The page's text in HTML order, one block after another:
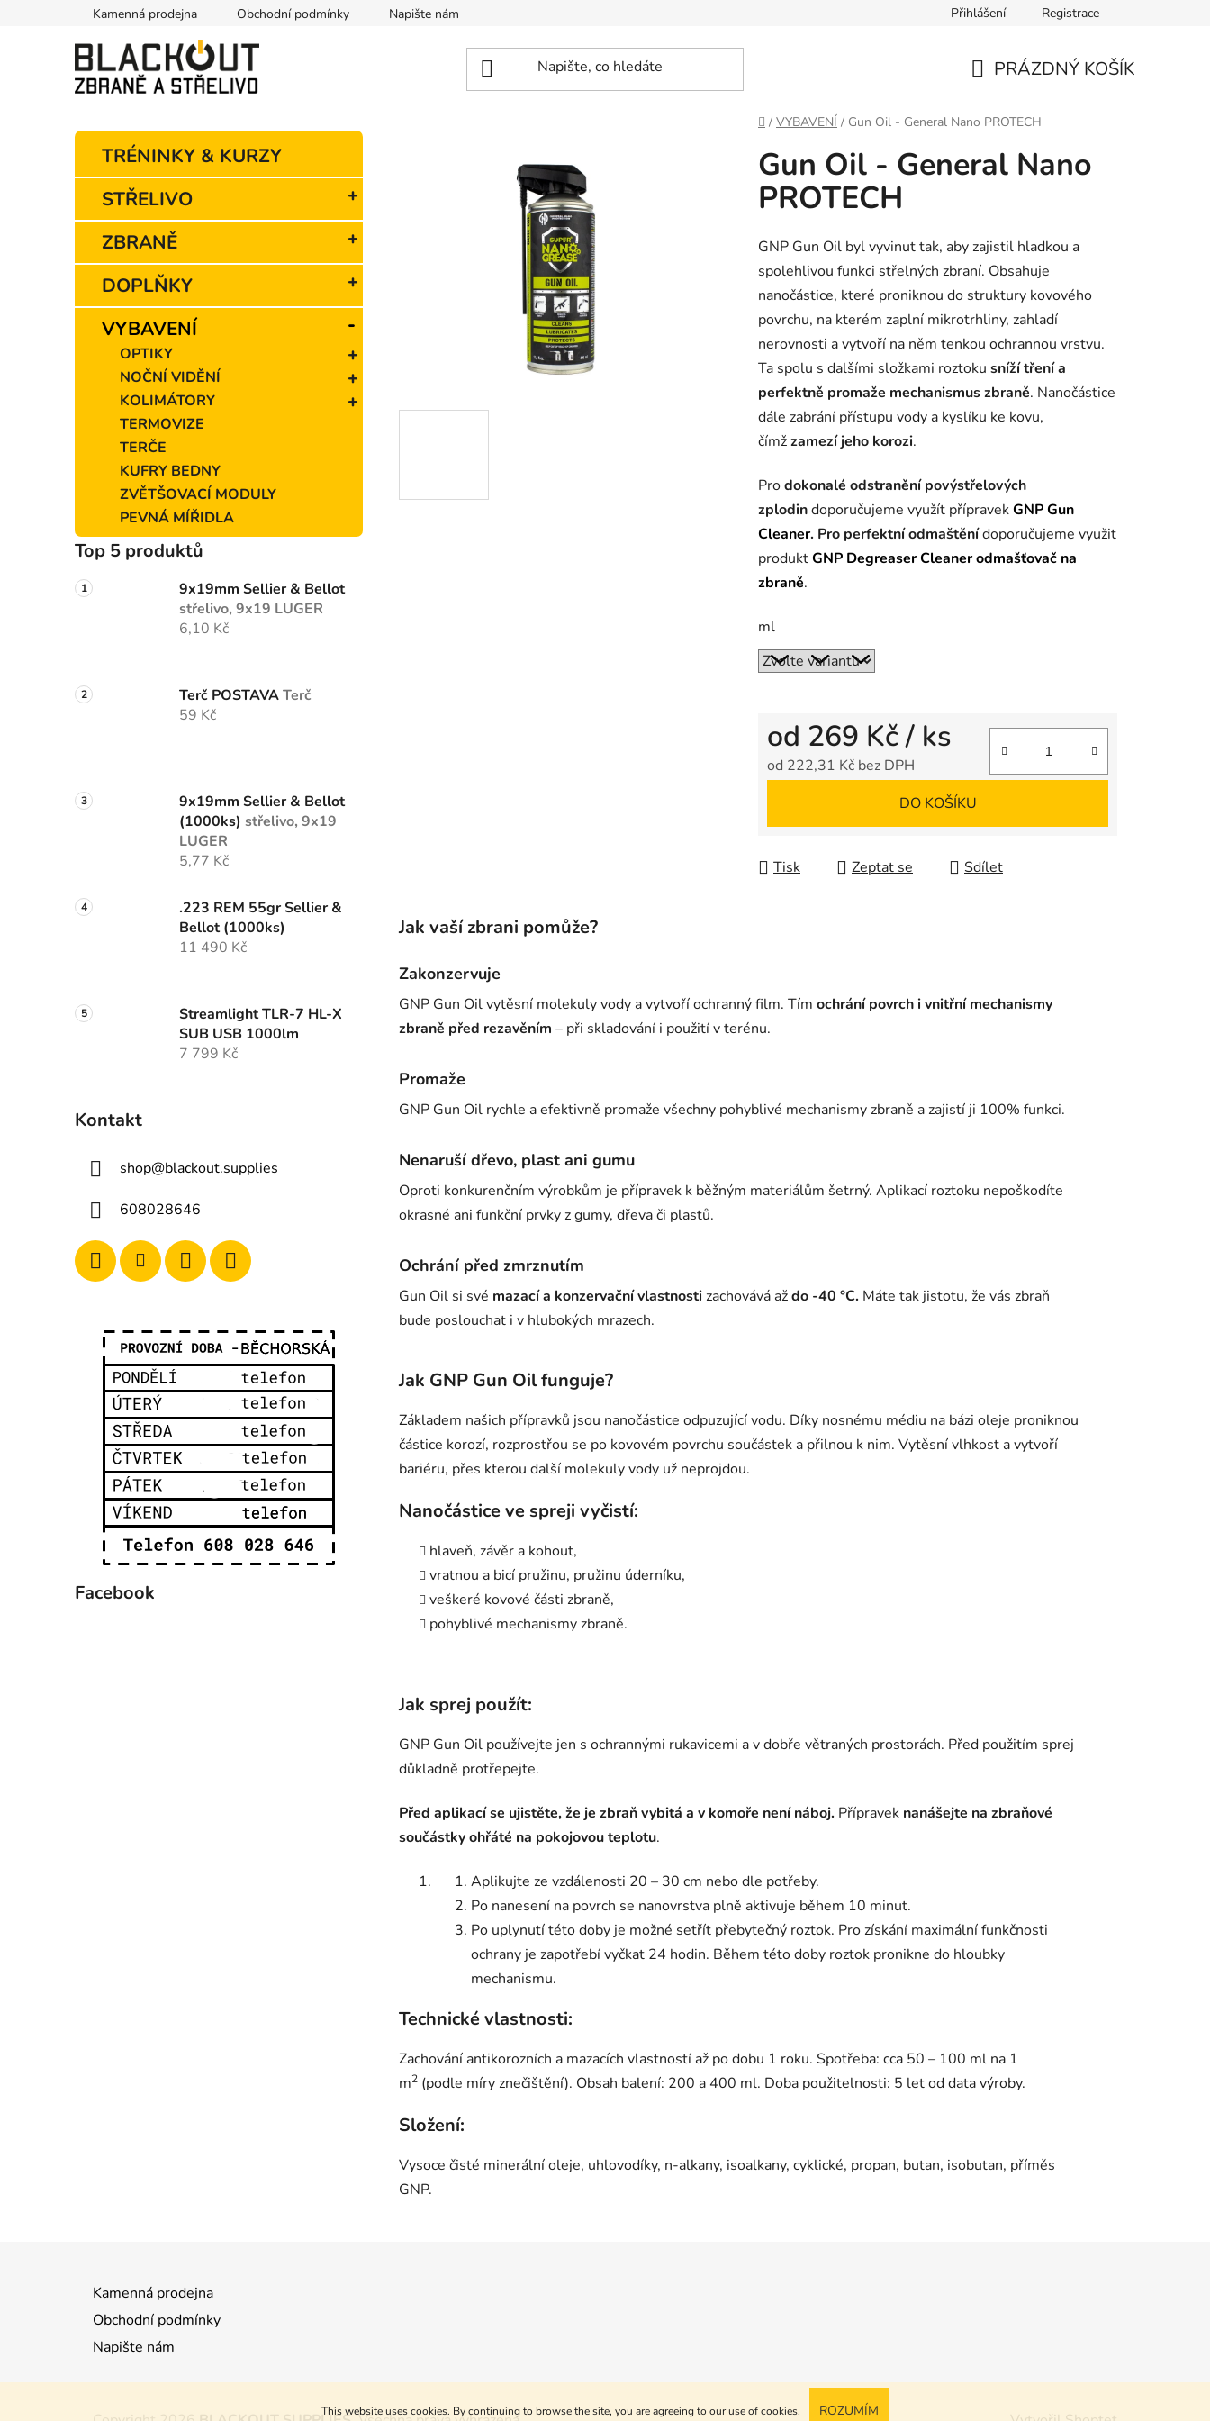
This website uses cookies. By continuing to browse the site, you are agreeing to our use of cookies. ROZUMÍM
Kamenná prodejna Obchodní podmínky Napište nám Přihlášení Registrace
PRÁZDNÝ KOŠÍK
Domů
/ VYBAVENÍ / Gun Oil - General Nano PROTECH
P
s
a
n
Přeskočit
kategorie
K
t
g
r
e
TRÉNINKY & KURZY
STŘELIVO
ZBRANĚ
DOPLŇKY
VYBAVENÍ
OPTIKY
NOČNÍ VIDĚNÍ
KOLIMÁTORY
TERMOVIZE
TERČE
KUFRY BEDNY
ZVĚTŠOVACÍ MODULY
PEVNÁ MÍŘIDLA
Top 5 produktů
9x19mm Sellier & Bellot
střelivo, 9x19 LUGER
6,10 Kč
Terč POSTAVATerč
59 Kč
9x19mm Sellier & Bellot
(1000ks) střelivo, 9x19
LUGER
5,77 Kč
.223 REM 55gr Sellier &
Bellot (1000ks)
11 490 Kč
Streamlight TLR-7 HL-X
SUB USB 1000lm
7 799 Kč
Kontakt
shop@blackout.supplies
608028646
Facebook
Gun Oil - General Nano
PROTECH
GNP Gun Oil byl vyvinut tak, aby zajistil hladkou a
spolehlivou funkci střelných zbraní. Obsahuje
nanočástice, které proniknou do struktury kovového
povrchu, na kterém zaplní mikrotrhliny, zahladí
nerovnosti a vytvoří na něm tenkou ochrannou vrstvu.
Ta spolu s dalšími složkami roztoku sníží tření a
perfektně promaže mechanismus zbraně. Nanočástice
dále zabrání přístupu vody a kyslíku ke kovu,
čímžzamezí jeho korozi.
Prodokonalé odstranění povýstřelových
zplodindoporučujeme využít přípravekGNP Gun
Cleaner. Pro perfektní odmaštěnídoporučujeme využit
produktGNP Degreaser Cleaner odmašťovač na
zbraně.
ml
od 269 Kč/ ks
od 222,31 Kč bez DPH
DO KOŠÍKU
Tisk Zeptat se Sdílet
Jak vaší zbrani pomůže?
Zakonzervuje
GNP Gun Oil vytěsní molekuly vody a vytvoří ochranný film. Tím ochrání povrch i vnitřní mechanismy
zbraně před rezavěním – při skladování i použití v terénu.
Promaže
GNP Gun Oil rychle a efektivně promaže všechny pohyblivé mechanismy zbraně a zajistí ji 100% funkci.
Nenaruší dřevo, plast ani gumu
Oproti konkurenčním výrobkům je přípravek k běžným materiálům šetrný. Aplikací roztoku nepoškodíte
okrasné ani funkční prvky z gumy, dřeva či plastů.
Ochrání před zmrznutím
Gun Oil si své mazací a konzervační vlastnostizachovává aždo -40 °C. Máte tak jistotu, že vás zbraň
bude poslouchat i v hlubokých mrazech.
Jak GNP Gun Oil funguje?
Základem našich přípravků jsou nanočástice odpuzující vodu. Díky nosnému médiu na bázi oleje proniknou
částice korozí, rozprostřou se po kovovém povrchu součástek a přilnou k nim. Vytěsní vlhkost a vytvoří
bariéru, přes kterou další molekuly vody už neprojdou.
Nanočástice ve spreji vyčistí:
hlaveň, závěr a kohout,
vratnou a bicí pružinu, pružinu úderníku,
veškeré kovové části zbraně,
pohyblivé mechanismy zbraně.
Jak sprej použít:
GNP Gun Oil používejte jen s ochrannými rukavicemi a v dobře větraných prostorách. Před použitím sprej
důkladně protřepejte.
Před aplikací se ujistěte, že je zbraň vybitá a v komoře není náboj. Přípravek nanášejte na zbraňové
součástky ohřáté na pokojovou teplotu.
Aplikujte ze vzdálenosti 20 – 30 cm nebo dle potřeby.
Po nanesení na povrch se nanovrstva plně aktivuje během 10 minut.
Po uplynutí této doby je možné setřít přebytečný roztok. Pro získání maximální funkčnosti
ochrany je zapotřebí vyčkat 24 hodin. Během této doby roztok pronikne do hloubky
mechanismu.
Technické vlastnosti:
Zachování antikorozních a mazacích vlastností až po dobu 1 roku. Spotřeba: cca 50 – 100 ml na 1
m2 (podle míry znečištění). Obsah balení: 200 a 400 ml. Doba použitelnosti: 5 let od data výroby.
Složení:
Vysoce čisté minerální oleje, uhlovodíky, n-alkany, isoalkany, cyklické, propan, butan, isobutan, příměs
GNP.
Kamenná prodejna
Obchodní podmínky
Napište nám